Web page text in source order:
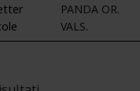
PANDA OR.
VALS.